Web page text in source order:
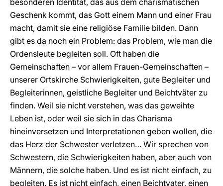
besonderen Identität, das aus dem charismatischen
Geschenk kommt, das Gott einem Mann und einer Frau
macht, damit sie eine religiöse Familie bilden. Dann
gibt es da noch ein Problem: das Problem, wie man die
Ordensleute begleiten soll. Oft haben die
Gemeinschaften – vor allem Frauen-Gemeinschaften –
unserer Ortskirche Schwierigkeiten, gute Begleiter und
Begleiterinnen, geistliche Begleiter und Beichtväter zu
finden. Weil sie nicht verstehen, was das geweihte
Leben ist, oder weil sie sich in das Charisma
hineinversetzen und Interpretationen geben wollen, die
das Herz der Schwester verletzen… Wir sprechen von
Schwestern, die Schwierigkeiten haben, aber auch von
Männern, die solche haben. Und es ist nicht einfach, zu
begleiten. Es ist nicht einfach, einen Beichtvater, einen